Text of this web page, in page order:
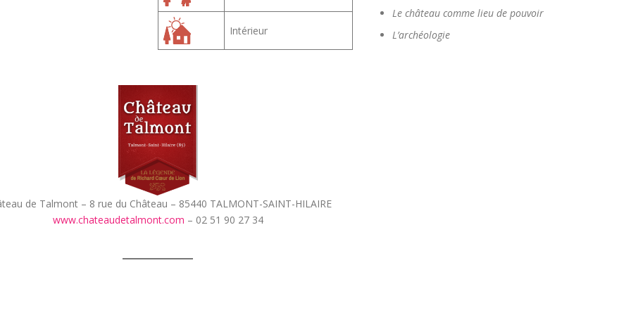
Intérieur
Le château comme lieu de pouvoir
L’archéologie
de Talmont – 8 rue du Château – 85440 TALMONT-SAINT-HILAIRE
www.chateaudetalmont.com – 02 51 90 27 34